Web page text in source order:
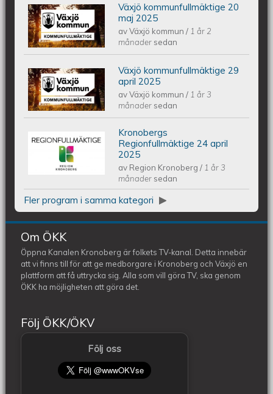
Växjös kommunfullmäktige 20 maj
2025
Växjö kommunfullmäktige 20
maj 2025
avVäxjö kommun/ 1 år 2
månader sedan
Växjös kommunfullmäktige 29 april
2025
Växjö kommunfullmäktige 29
april 2025
avVäxjö kommun/ 1 år 3
månader sedan
Kronobergs regionfullmäktige 24
april 2025
Kronobergs
Regionfullmäktige 24 april
2025
av Region Kronoberg/ 1 år 3
månader sedan
Fler program i samma kategori
Om ÖKK
Öppna Kanalen Kronoberg är folkets TV-kanal. Detta innebär
att vi finns till för att ge medborgare i Kronoberg och Växjö en
plattform att få uttrycka sig. Alla som vill göra TV, ska genom
ÖKK ha möjligheten att göra det.
Följ ÖKK/ÖKV
Följ oss